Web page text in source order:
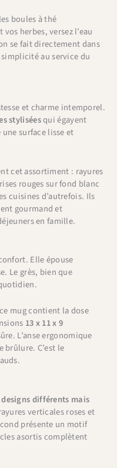
boules à thé
herbes, versez l’eau
se fait directement dans
simplicité au service du
et charme intemporel.
styliséesqui égayent
surface lisse et
cet assortiment : rayures
rouges sur fond blanc
cuisines d’autrefois. Ils
gourmand et
en famille.
Elle épouse
Le grès, bien que
mug contient la dose
13 x 11 x 9
L’anse ergonomique
brûlure. C’est le
différents mais
verticales roses et
présente un motif
asortis complètent